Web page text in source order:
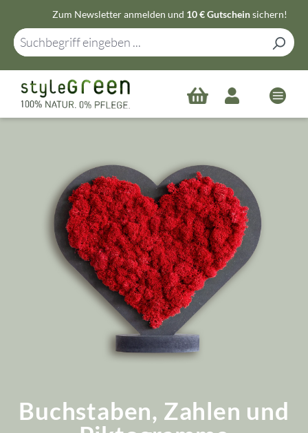
Zum Hauptinhalt springen
Zum Newsletter anmelden und 10 € Gutscheinsichern!
Buchstaben, Zahlen und